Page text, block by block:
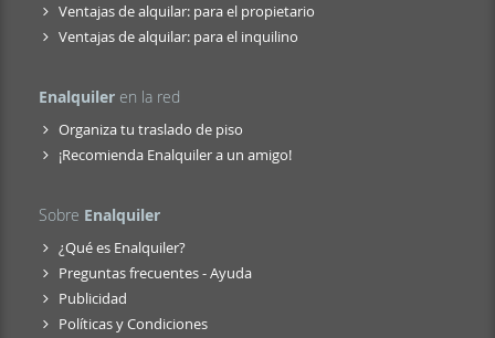
Ventajas de alquilar: para el propietario
Ventajas de alquilar: para el inquilino
Enalquiler en la red
Organiza tu traslado de piso
¡Recomienda Enalquiler a un amigo!
Sobre Enalquiler
¿Qué es Enalquiler?
Preguntas frecuentes - Ayuda
Publicidad
Políticas y Condiciones